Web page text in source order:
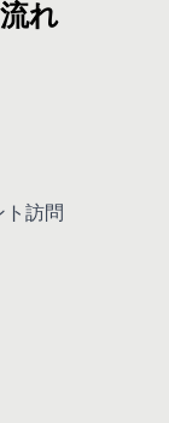
れ
訪問